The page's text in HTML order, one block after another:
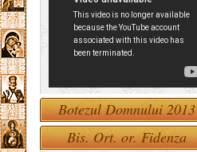
Botezul Domnului 2013
Bis. Ort. or. Fidenza